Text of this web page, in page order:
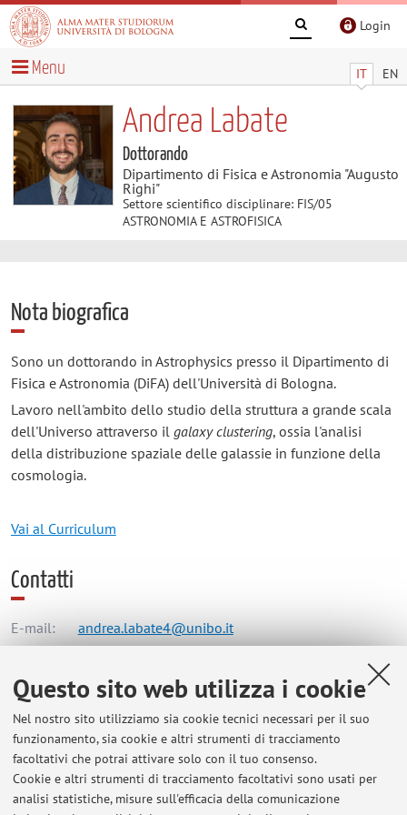
Questo sito web utilizza i cookie
Nel nostro sito utilizziamo sia cookie tecnici necessari per il suo
funzionamento, sia cookie e altri strumenti di tracciamento
facoltativi che potrai attivare solo con il tuo consenso.
Cookie e altri strumenti di tracciamento facoltativi sono usati per
analisi statistiche, misure sull'efficacia della comunicazione
Login
IT EN
Menu
Andrea Labate
Dottorando
Dipartimento di Fisica e Astronomia "Augusto
Righi"
Settore scientifico disciplinare: FIS/05
ASTRONOMIA E ASTROFISICA
Nota biografica
Sono un dottorando in Astrophysics presso il Dipartimento di
Fisica e Astronomia (DiFA) dell'Università di Bologna.
Lavoro nell'ambito dello studio della struttura a grande scala
dell'Universo attraverso il galaxy clustering, ossia l'analisi
della distribuzione spaziale delle galassie in funzione della
cosmologia.
Vai al Curriculum
Contatti
E-mail: andrea.labate4@unibo.it
Dipartimento di Fisica e Astronomia "Augusto Righi"
Viale Berti Pichat 6/2, Bologna -Vai alla mappa
Risorse in rete